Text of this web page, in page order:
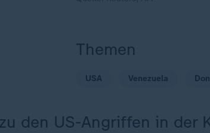
Themen
USA Venezuela
den US-Angriffen in der